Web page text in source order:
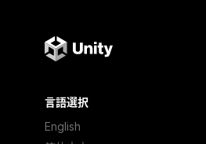
言語選択
English